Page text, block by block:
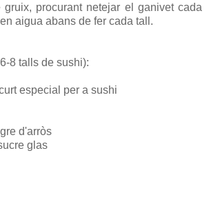
procurant netejar el ganivet cada
aigua abans de fer cada tall.
8 talls de sushi):
especial per a sushi
d'arròs
glas